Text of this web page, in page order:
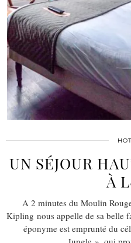
UN SÉJOUR
À
A 2 minutes du Moulin
Kipling nous appelle de sa belle
éponyme est emprunté du